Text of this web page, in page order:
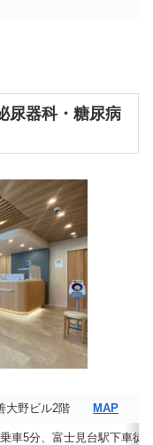
尿器科・糖尿病
善大野ビル2階 MAP
車5分、富士見台駅下車徒